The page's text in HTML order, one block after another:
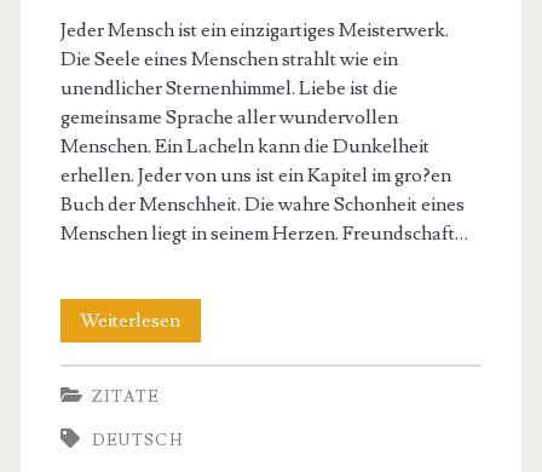
Jeder Mensch ist ein einzigartiges Meisterwerk.
Die Seele eines Menschen strahlt wie ein
unendlicher Sternenhimmel. Liebe ist die
gemeinsame Sprache aller wundervollen
Menschen. Ein Lacheln kann die Dunkelheit
erhellen. Jeder von uns ist ein Kapitel im gro?en
Buch der Menschheit. Die wahre Schonheit eines
Menschen liegt in seinem Herzen. Freundschaft…
WeiterlesenInspirierende
Zitate
wunderbaren
ZITATE
DEUTSCH